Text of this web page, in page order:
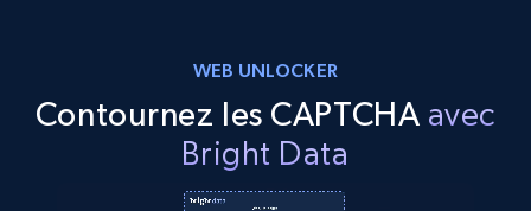
WEB UNLOCKER
Contournez les CAPTCHA avec
Bright Data